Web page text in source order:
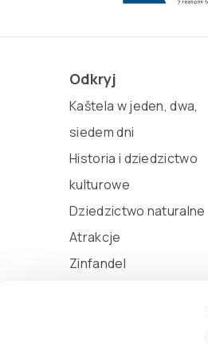
Odkryj
Kaštela w jeden, dwa,
siedem dni
Historia i dziedzictwo
kulturowe
Dziedzictwo naturalne
Atrakcje
Zinfandel